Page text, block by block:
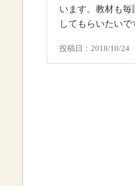
います。教材も
してもらいたいで
投稿日：2018/10/24